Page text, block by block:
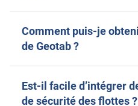
Comment puis-je
de Geotab ?
Est-il facile d’intégrer
de sécurité des flottes ?